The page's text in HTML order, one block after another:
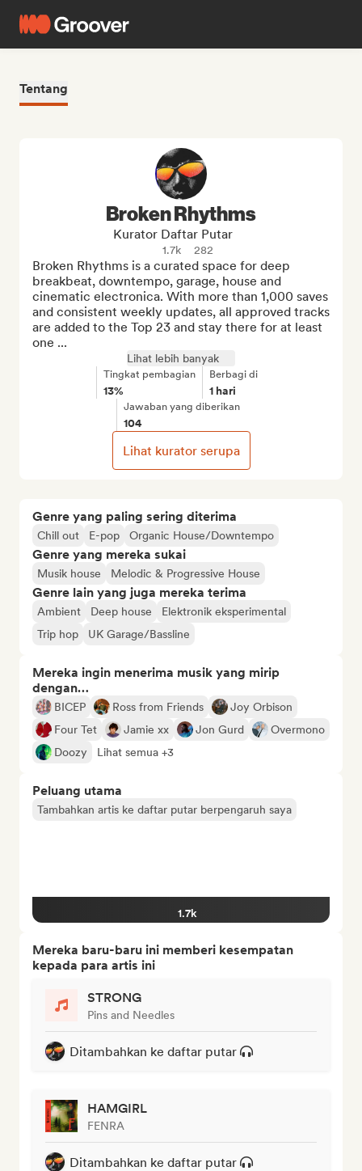
Tentang
Genre yang paling sering diterima
Chill out E-pop Organic House/Downtempo
Genre yang mereka sukai
Musik house Melodic & Progressive House
Genre lain yang juga mereka terima
Ambient Deep house
Elektronik eksperimental
Trip hop
UK Garage/Bassline
Mereka ingin menerima musik yang mirip
dengan…
BICEP Ross from Friends
Joy Orbison
Four Tet
Jamie xx Jon Gurd
Overmono
Doozy
Lihat semua +3
Peluang utama
Tambahkan artis ke daftar putar berpengaruh saya
1.7k
Mereka baru-baru ini memberi kesempatan
kepada para artis ini
STRONG
Pins and Needles
Ditambahkan ke daftar putar
HAMGIRL
FENRA
Ditambahkan ke daftar putar
Broken Rhythms
Kurator Daftar Putar
1.7k 282
Broken Rhythms is a curated space for deep
breakbeat, downtempo, garage, house and
cinematic electronica. With more than 1,000 saves
and consistent weekly updates, all approved tracks
are added to the Top 23 and stay there for at least
one ...
Lihat lebih banyak
Tingkat pembagian
13%
Berbagi di
1 hari
Jawaban yang diberikan
104
Lihat kurator serupa